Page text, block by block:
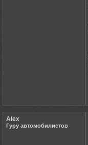
Alex
Гуру автомобилистов